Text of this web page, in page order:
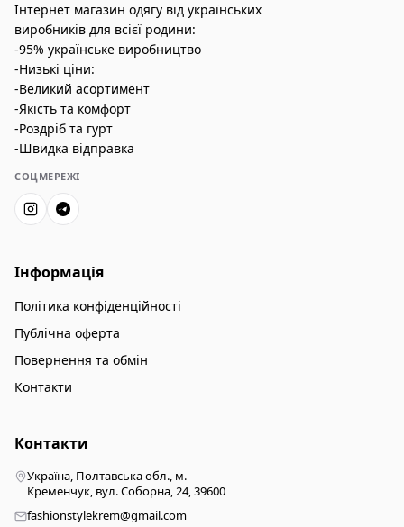
Інтернет магазин одягу від українських
виробників для всієї родини:
-95% українське виробництво
-Низькі ціни:
-Великий асортимент
-Якість та комфорт
-Роздріб та гурт
-Швидка відправка
СОЦМЕРЕЖІ
Інформація
Політика конфіденційності
Публічна оферта
Повернення та обмін
Контакти
Контакти
Україна, Полтавська обл., м.
Кременчук, вул. Соборна, 24, 39600
fashionstylekrem@gmail.com